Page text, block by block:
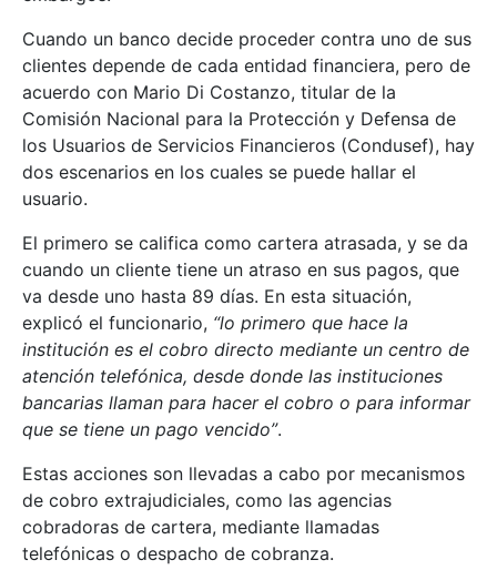
Cuando un banco decide proceder contra uno de sus
clientes depende de cada entidad financiera, pero de
acuerdo con Mario Di Costanzo, titular de la
Comisión Nacional para la Protección y Defensa de
los Usuarios de Servicios Financieros (Condusef), hay
dos escenarios en los cuales se puede hallar el
usuario.
El primero se califica como cartera atrasada, y se da
cuando un cliente tiene un atraso en sus pagos, que
va desde uno hasta 89 días. En esta situación,
explicó el funcionario, “lo primero que hace la
institución es el cobro directo mediante un centro de
atención telefónica, desde donde las instituciones
bancarias llaman para hacer el cobro o para informar
que se tiene un pago vencido”.
Estas acciones son llevadas a cabo por mecanismos
de cobro extrajudiciales, como las agencias
cobradoras de cartera, mediante llamadas
telefónicas o despacho de cobranza.